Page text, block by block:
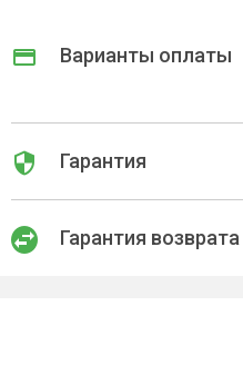
Варианты оплаты
Гарантия
Гарантия возврата